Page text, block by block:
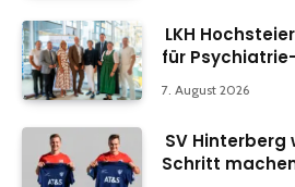
LKH
für
7. August 2026
SV
Schritt